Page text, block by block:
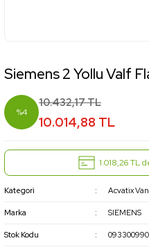
Siemens 2 Yollu Valf
%4
10.432,17 TL
10.014,88 TL
1.018,26 TL
Kategori Acvatix
Marka SIEMENS
Stok Kodu